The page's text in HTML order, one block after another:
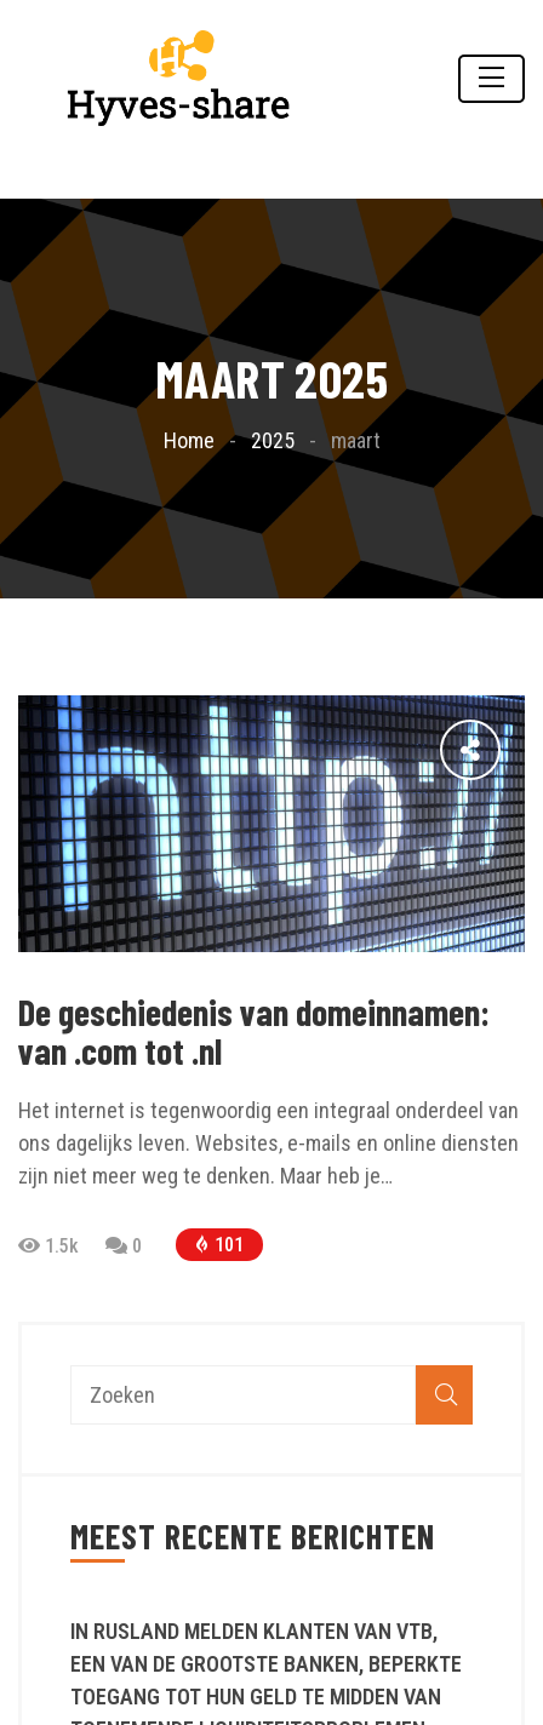
MAART 2025
Home 2025 maart
De geschiedenis van domeinnamen:
van .com tot .nl
Het internet is tegenwoordig een integraal onderdeel van
ons dagelijks leven. Websites, e-mails en online diensten
zijn niet meer weg te denken. Maar heb je…
1.5k 0 101
MEEST RECENTE BERICHTEN
IN RUSLAND MELDEN KLANTEN VAN VTB,
EEN VAN DE GROOTSTE BANKEN, BEPERKTE
TOEGANG TOT HUN GELD TE MIDDEN VAN